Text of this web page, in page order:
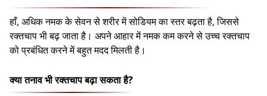
हाँ, अधिक नमक के सेवन से शरीर में सोडियम का स्तर बढ़ता है, जिससे
रक्तचाप भी बढ़ जाता है। अपने आहार में नमक कम करने से उच्च रक्तचाप
को प्रबंधित करने में बहुत मदद मिलती है।
क्या तनाव भी रक्तचाप बढ़ा सकता है?